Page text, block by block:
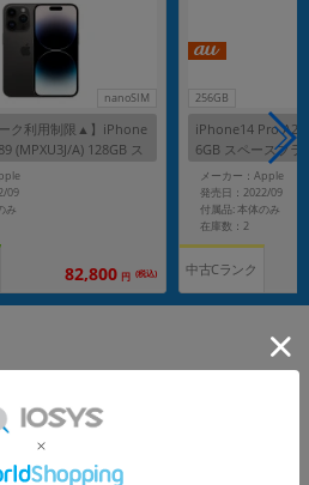
nanoSIM
ーク利用制限▲】iPhone
(MPXU3J/A) 128GB ス
ク 【au版SIMフリー】
09
み
82,800 円 (税込)
256GB
iPhone14 Pro
6GB スペースブ
リー】
メーカー：Apple
発売日：2022/09
付属品: 本体のみ
在庫数：2
中古Cランク